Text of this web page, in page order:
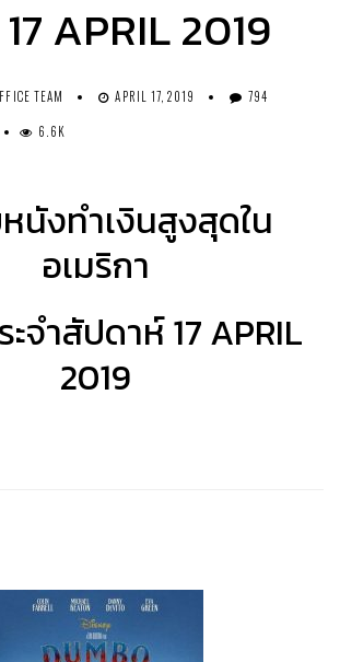
APRIL 2019
TEAM APRIL 17, 2019
794
6.6K
นังทำเงินสูงสุดใน
อเมริกา
ะจำสัปดาห์ 17 APRIL
2019